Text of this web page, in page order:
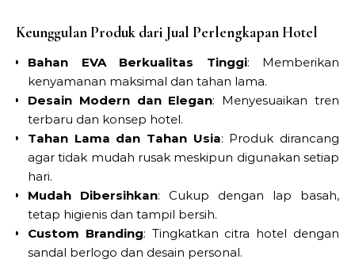
Keunggulan Produk dari Jual Perlengkapan Hotel
Bahan EVA Berkualitas Tinggi: Memberikan
kenyamanan maksimal dan tahan lama.
Desain Modern dan Elegan: Menyesuaikan tren
terbaru dan konsep hotel.
Tahan Lama dan Tahan Usia: Produk dirancang
agar tidak mudah rusak meskipun digunakan setiap
hari.
Mudah Dibersihkan: Cukup dengan lap basah,
tetap higienis dan tampil bersih.
Custom Branding: Tingkatkan citra hotel dengan
sandal berlogo dan desain personal.